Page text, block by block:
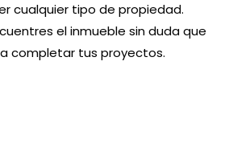
cualquier tipo de propiedad.
el inmueble sin duda que
completar tus proyectos.